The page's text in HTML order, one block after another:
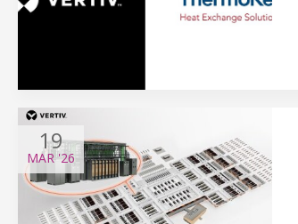
19
MAR'26